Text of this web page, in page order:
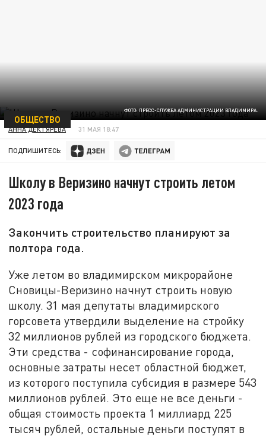
ФОТО: ПРЕСС-СЛУЖБА АДМИНИСТРАЦИИ ВЛАДИМИРА.
ОБЩЕСТВО
АННА ДЕКТЯРЁВА 31 МАЯ 18:47
ПОДПИШИТЕСЬ:
Школу в Веризино начнут строить летом
2023 года
Закончить строительство планируют за
полтора года.
Уже летом во владимирском микрорайоне
Сновицы-Веризино начнут строить новую
школу. 31 мая депутаты владимирского
горсовета утвердили выделение на стройку
32 миллионов рублей из городского бюджета.
Эти средства - софинансирование города,
основные затраты несет областной бюджет,
из которого поступила субсидия в размере 543
миллионов рублей. Это еще не все деньги -
общая стоимость проекта 1 миллиард 225
тысяч рублей, остальные деньги поступят в